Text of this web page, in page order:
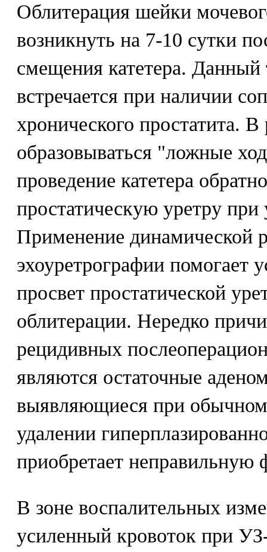
Облитерация шейки
возникнуть на 7-10 сутки
смещения катетера.
встречается при наличии
хронического простатита. В
образовываться "ложные
проведение катетера
простатическую уретру при
Применение динамической
эхоуретрографии помогает
просвет простатической
облитерации. Нередко
рецидивных
являются остаточные
выявляющиеся при
удалении
приобретает неправильную
В зоне воспалительных
усиленный кровоток при